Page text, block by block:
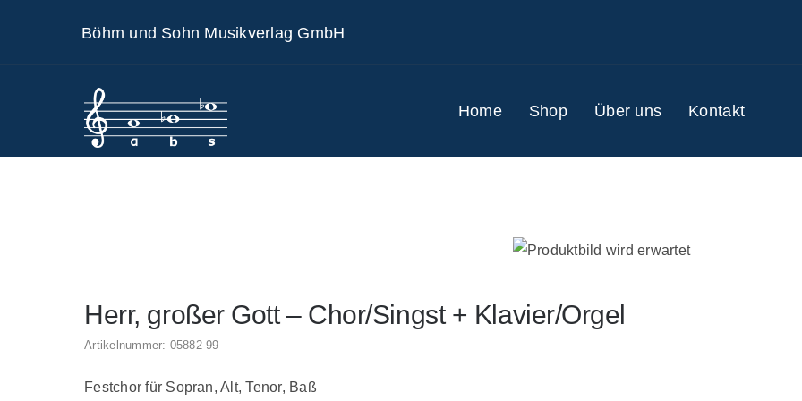
Böhm und Sohn Musikverlag GmbH
Home Shop Über uns Kontakt
Herr, großer Gott – Chor/Singst + Klavier/Orgel
Artikelnummer: 05882-99
Festchor für Sopran, Alt, Tenor, Baß